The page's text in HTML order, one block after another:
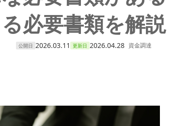
る必要書類を解説
公開日 2026.03.11 更新日 2026.04.28 資金調達